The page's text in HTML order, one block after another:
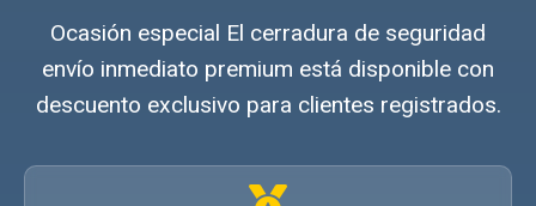
Ocasión especial El cerradura de seguridad
envío inmediato premium está disponible con
descuento exclusivo para clientes registrados.